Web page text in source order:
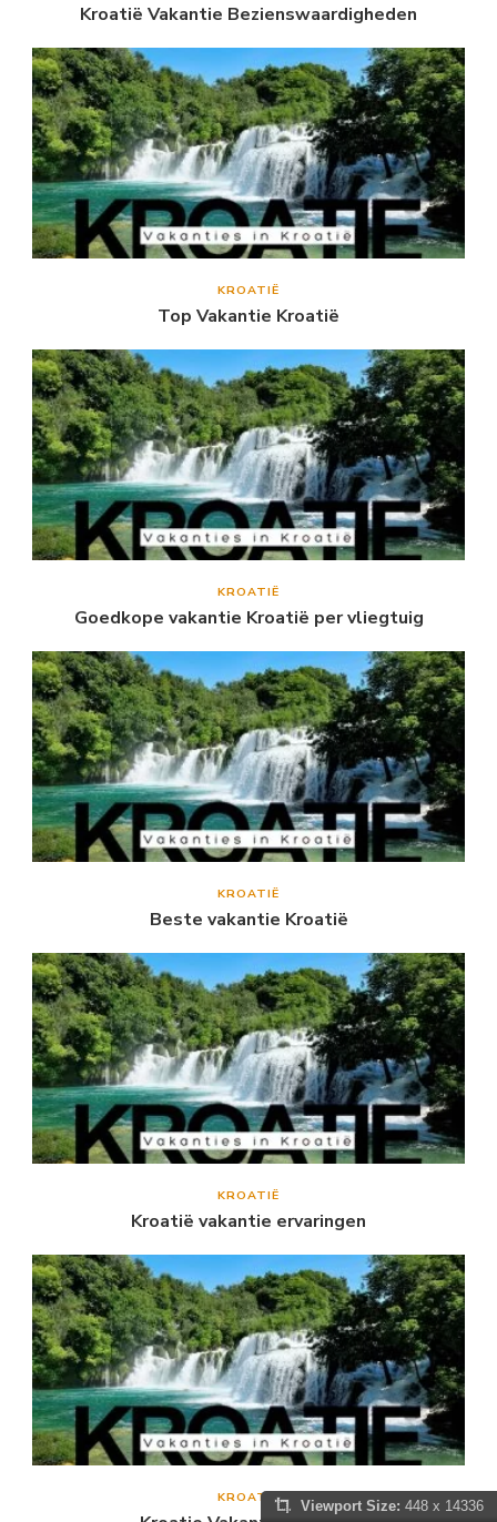
Kroatië Vakantie Bezienswaardigheden
KROATIË
Top Vakantie Kroatië
KROATIË
Goedkope vakantie Kroatië per vliegtuig
KROATIË
Beste vakantie Kroatië
KROATIË
Kroatië vakantie ervaringen
KROATIË
Viewport Size: 448 x 14336